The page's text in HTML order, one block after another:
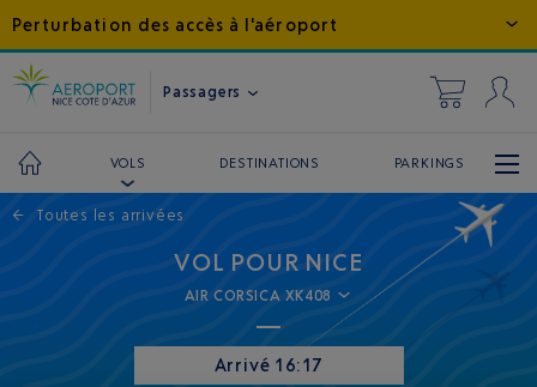
Perturbation des accès à l'aéroport
Passagers
VOLS DESTINATIONS PARKINGS
← Toutes les arrivées
VOL POUR NICE
AIR CORSICA XK408
Arrivé 16:17